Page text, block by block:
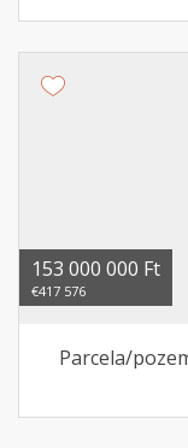
153 000 000 Ft
€417 576
Parcela/